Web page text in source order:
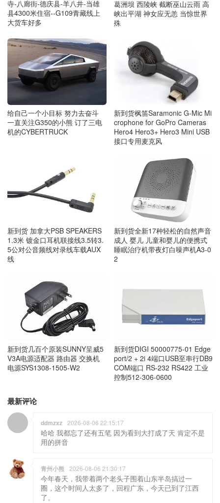
寺-八廊街-德庆县-羊八井-当雄
县4300米住宿--G109青藏线上
大货车好多
葛洲坝 西陵峡 截断巫山云雨 高
峡出平湖 神女应无恙 当惊世界
殊
给自己一个小目标 努力去奋斗
一直关注G350的小熊 订了三电
机的CYBERTRUCK
新到货枫笛Saramonic G-Mic Mi
crophone for GoPro Cameras
Hero4 Hero3+ Hero3 Mini USB
接口专用麦克风
新到货 加拿大PSB SPEAKERS
1.3米 镀金口耳机联接线3.5转3.
5公对公音频线对录线车载AUX
线
新到货全新17种轻松的自然声音
成人 婴儿 儿童和婴儿的便携式
睡眠治疗机带夜灯白噪声机A3-0
2
新到货几百个原装SUNNY呈威5
V3A电源适配器 路由器 交换机
电源SYS1308-1505-W2
新到货DIGI 50000775-01 Edge
port/2 + 2i 4端口USB至串行DB9
COM端口 RS-232 RS422 工业
控制512-306-0600
最新评论
ddmzxz 2026-08-06 22:15:17
哈哈 我都忘了还有五笔 因为看到大打成了天 肯定不是
用的拼音
青州小熊 2026-08-06 21:30:17
今年春天，我带着两个老头子围着山东半岛搞过一
圈，这个时间人太多了，回程广东，今天已到了江西
了。